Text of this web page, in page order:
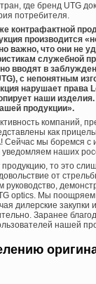
где бренд UTG
потребителя.
контрафактной
производится
важно, что они не
служебной
вводят в
с непонятным
нарушает права
наши
продукции».
компаний,
как
мы боремся с
наших
то это
от
optics. Мы
дилерские
Заранее
нашей